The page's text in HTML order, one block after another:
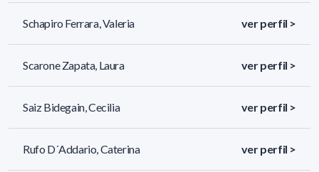
Schapiro Ferrara, Valeria ver perfil >
Scarone Zapata, Laura ver perfil >
Saiz Bidegain, Cecilia ver perfil >
Rufo D´Addario, Caterina ver perfil >